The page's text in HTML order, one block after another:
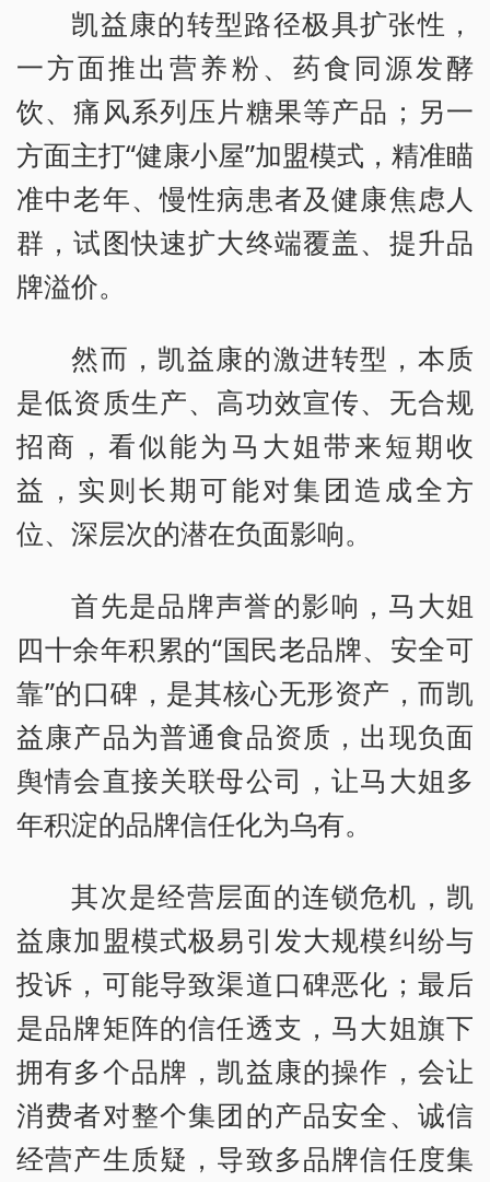
凯益康的转型路径极具扩张性，
一方面推出营养粉、药食同源发酵
饮、痛风系列压片糖果等产品；另一
方面主打“健康小屋”加盟模式，精准瞄
准中老年、慢性病患者及健康焦虑人
群，试图快速扩大终端覆盖、提升品
牌溢价。
然而，凯益康的激进转型，本质
是低资质生产、高功效宣传、无合规
招商，看似能为马大姐带来短期收
益，实则长期可能对集团造成全方
位、深层次的潜在负面影响。
首先是品牌声誉的影响，马大姐
四十余年积累的“国民老品牌、安全可
靠”的口碑，是其核心无形资产，而凯
益康产品为普通食品资质，出现负面
舆情会直接关联母公司，让马大姐多
年积淀的品牌信任化为乌有。
其次是经营层面的连锁危机，凯
益康加盟模式极易引发大规模纠纷与
投诉，可能导致渠道口碑恶化；最后
是品牌矩阵的信任透支，马大姐旗下
拥有多个品牌，凯益康的操作，会让
消费者对整个集团的产品安全、诚信
经营产生质疑，导致多品牌信任度集